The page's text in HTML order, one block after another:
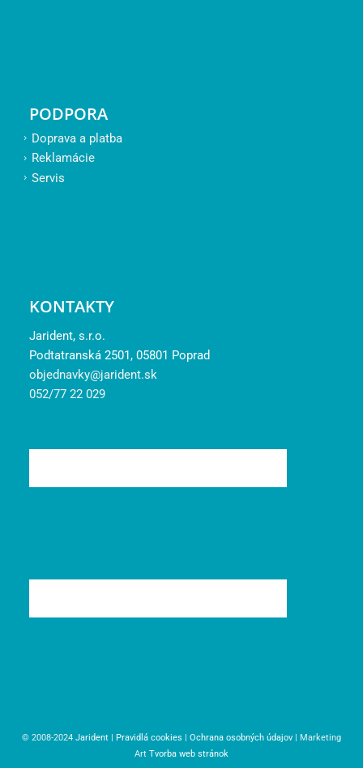
PODPORA
Doprava a platba
Reklamácie
Servis
KONTAKTY
Jarident, s.r.o.
Podtatranská 2501, 05801 Poprad
objednavky@jarident.sk
052/77 22 029
© 2008-2024 Jarident | Pravidlá cookies | Ochrana osobných údajov | Marketing
Art Tvorba web stránok